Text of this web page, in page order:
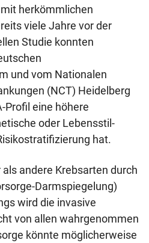
herkömmlichen
viele Jahre vor der
Studie konnten
und vom Nationalen
(NCT) Heidelberg
Profil eine höhere
oder Lebensstil-
hat.
andere Krebsarten durch
Darmspiegelung)
wird die invasive
von allen wahrgenommen
könnte möglicherweise